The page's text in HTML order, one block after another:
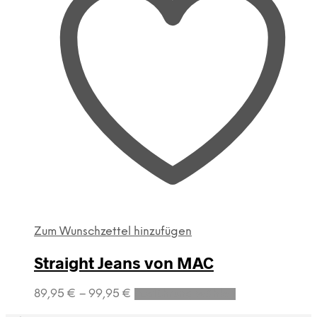
Zum Wunschzettel hinzufügen
Straight Jeans von MAC
89,95 € – 99,95 €
Dieses